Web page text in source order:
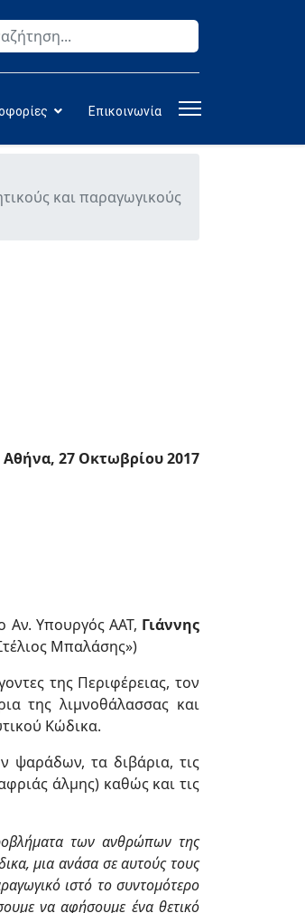
Επικοινωνία
και παραγωγικούς
Αθήνα, 27 Οκτωβρίου 2017
Αν. Υπουργός ΑΑΤ, Γιάννης
Μπαλάσης»)
της Περιφέρειας, τον
της λιμνοθάλασσας και
Κώδικα.
ψαράδων, τα διβάρια, τις
άλμης) καθώς και τις
των ανθρώπων της
μια ανάσα σε αυτούς τους
ιστό το συντομότερο
να αφήσουμε ένα θετικό